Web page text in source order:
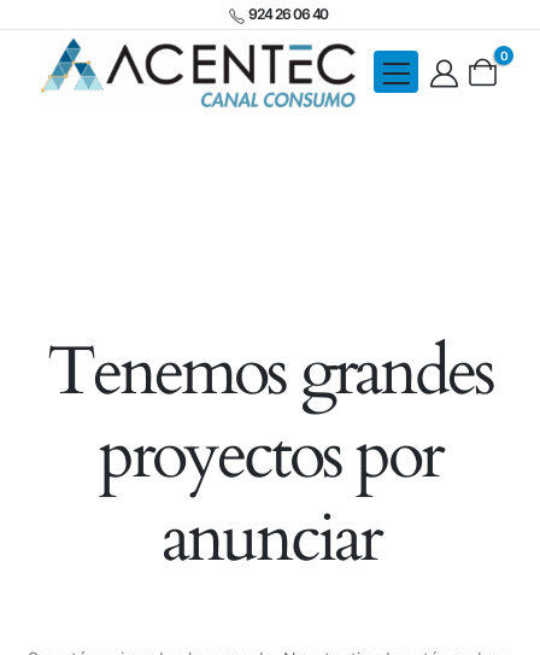
924 26 06 40
0
Tenemos grandes
proyectos por
anunciar